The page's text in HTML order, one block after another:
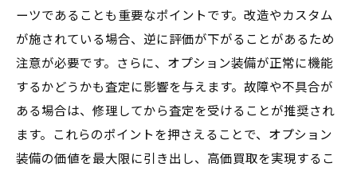
ーツであることも重要なポイントです。改造やカスタム
が施されている場合、逆に評価が下がることがあるため
注意が必要です。さらに、オプション装備が正常に機能
するかどうかも査定に影響を与えます。故障や不具合が
ある場合は、修理してから査定を受けることが推奨され
ます。これらのポイントを押さえることで、オプション
装備の価値を最大限に引き出し、高価買取を実現するこ